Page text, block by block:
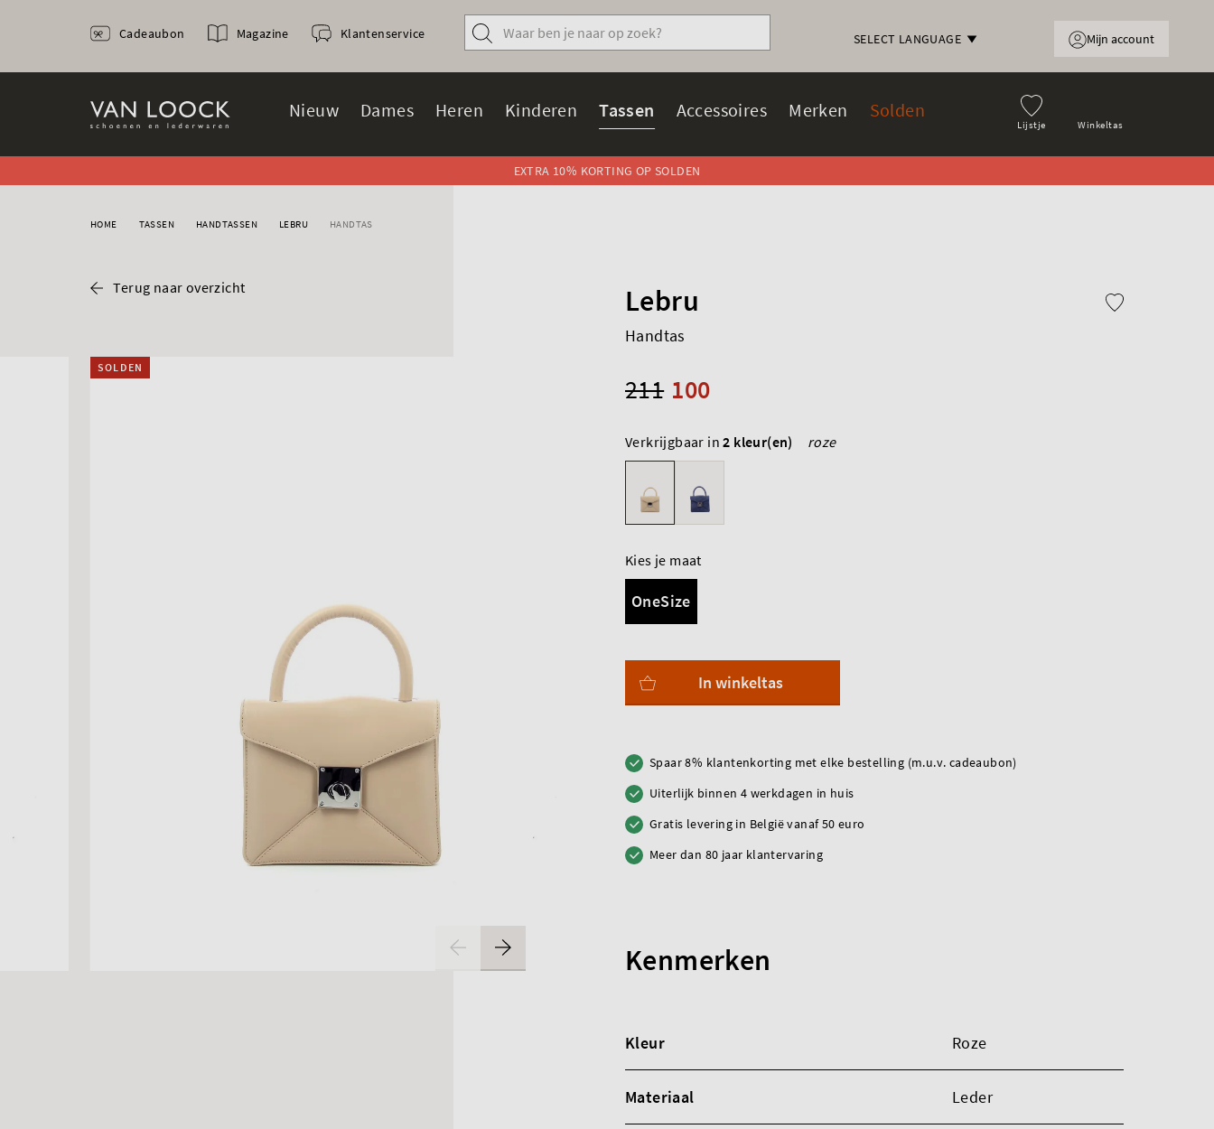
SELECT LANGUAGE
Lijstje Winkeltas
Nieuw Dames Heren Kinderen Tassen Accessoires Merken Solden
Cadeaubon Magazine Klantenservice Mijn account
EXTRA 10% KORTING OP SOLDEN
HOME TASSEN HANDTASSEN LEBRU HANDTAS
Terug naar overzicht
SOLDEN
Lebru
Handtas
100
211
Verkrijgbaar in2 kleur(en) roze
Kies je maat
OneSize
In winkeltas
Spaar 8% klantenkorting met elke bestelling (m.u.v. cadeaubon)
Uiterlijk binnen 4 werkdagen in huis
Gratis levering in België vanaf 50 euro
Meer dan 80 jaar klantervaring
Kenmerken
Kleur Roze
Materiaal Leder